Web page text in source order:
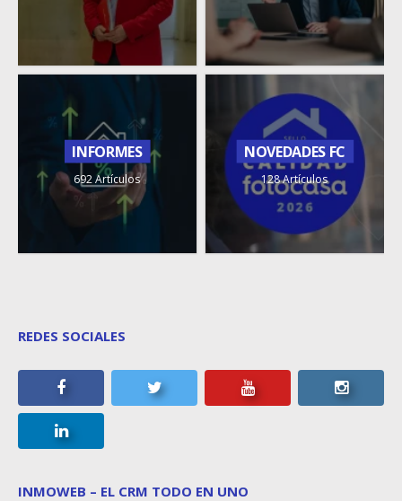
INFORMES
692 Artículos
NOVEDADES FC
128 Artículos
REDES SOCIALES
INMOWEB – EL CRM TODO EN UNO